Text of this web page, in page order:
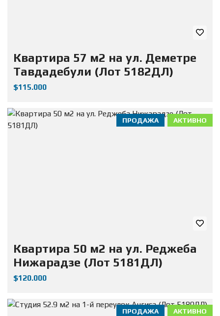
Квартира 57 м2 на ул. Деметре
Тавдадебули (Лот 5182ДЛ)
$115.000
АКТИВНО
ПРОДАЖА
Квартира 50 м2 на ул. Реджеба
Нижарадзе (Лот 5181ДЛ)
$120.000
АКТИВНО
ПРОДАЖА